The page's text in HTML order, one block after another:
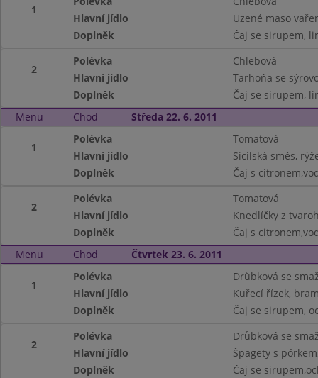
1
Hlavní jídlo
Uzené maso
Doplněk
Čaj se sirupem,
2
Polévka
Chlebová
Hlavní jídlo
Tarhoňa se
Doplněk
Čaj se sirupem,
Menu
Chod Středa 22. 6. 2011
1
Polévka
Tomatová
Hlavní jídlo
Sicilská směs,
Doplněk
Čaj s
2
Polévka
Tomatová
Hlavní jídlo
Knedlíčky z
Doplněk
Čaj s
Menu
Chod Čtvrtek 23. 6. 2011
1
Polévka
Drůbková se
Hlavní jídlo
Kuřecí řízek,
Doplněk
Čaj se sirupem,
2
Polévka
Drůbková se
Hlavní jídlo
Špagety s
Doplněk
Čaj se